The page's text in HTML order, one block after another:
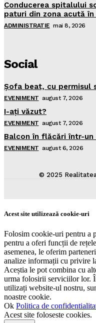
Conducerea spitalului
paturi din zona acută
ADMINISTRATIE mai 8, 2026
Social
Şofa beat, cu permisul
EVENIMENT august 7, 2026
I-aţi văzut?
EVENIMENT august 7, 2026
Balcon în flăcări într-un
EVENIMENT august 6, 2026
© 2025
Acest site utilizează cookie-uri
Folosim cookie-uri pentru a
pentru a oferi funcții de
asemenea, le oferim
analize informații cu privire
Aceștia le pot combina cu
urma folosirii serviciilor lor.
utilizați website-ul nostru,
noastre cookie.
Ok Politica de
Acest site foloseste cookies.